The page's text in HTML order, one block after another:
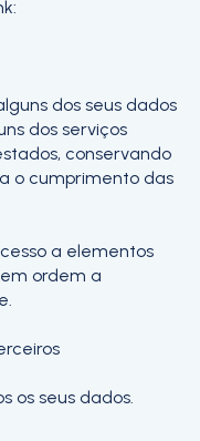
dos seus dados
dos serviços
conservando
o cumprimento das
a elementos
ordem a
os seus dados.